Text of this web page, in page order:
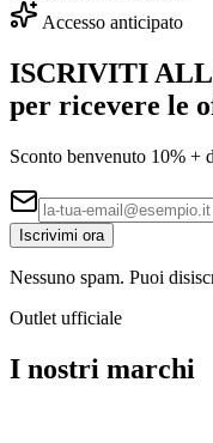
Accesso anticipato
ISCRIVITI
per ricevere le
Sconto benvenuto 10% +
Iscrivimi ora
Nessuno spam. Puoi
Outlet ufficiale
I nostri marchi